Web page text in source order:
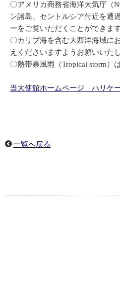
〇アメリカ商務省海洋大気庁（
ン諸島、セントルシア付近を通
ーをご覧いただくことができます
〇カリブ海を含む大西洋海域に
えくださいますようお願いいたし
〇熱帯暴風雨（Tropical storm）
当大使館ホームページ ハリケ
一覧へ戻る